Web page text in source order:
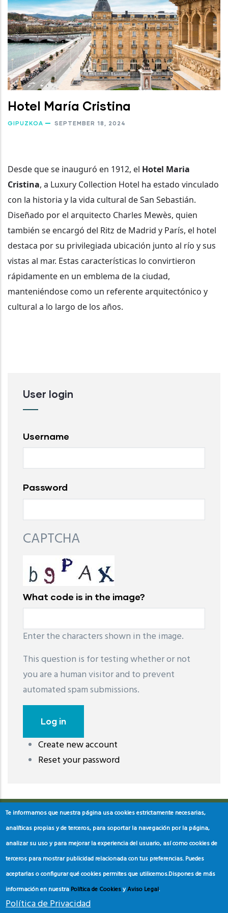
Hotel María Cristina
GIPUZKOA SEPTEMBER 18, 2024
Desde que se inauguró en 1912, el Hotel Maria
Cristina, a Luxury Collection Hotel ha estado vinculado
con la historia y la vida cultural de San Sebastián.
Diseñado por el arquitecto Charles Mewès, quien
también se encargó del Ritz de Madrid y París, el hotel
destaca por su privilegiada ubicación junto al río y sus
vistas al mar. Estas características lo convirtieron
rápidamente en un emblema de la ciudad,
manteniéndose como un referente arquitectónico y
cultural a lo largo de los años.
User login
Username
Password
CAPTCHA
What code is in the image?
Enter the characters shown in the image.
This question is for testing whether or not
you are a human visitor and to prevent
automated spam submissions.
Create new account
Reset your password
레딧 다운로드coloring pages printable
download
Te informamos que nuestra página usa cookies estrictamente necesarias,
analíticas propias y de terceros, para soportar la navegación por la página,
analizar su uso y para mejorar la experiencia del usuario, así como cookies de
terceros para mostrar publicidad relacionada con tus preferencias. Puedes
aceptarlas o configurar qué cookies permites que utilicemos.Dispones de más
información en nuestra Política de CookiesyAviso Legal.
Política de Privacidad